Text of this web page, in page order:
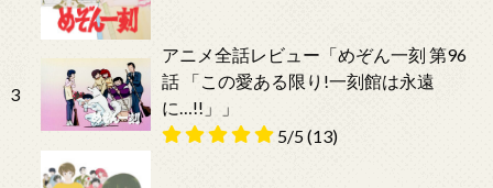
3
アニメ全話レビュー「めぞん一刻 第96
話 「この愛ある限り!一刻館は永遠
に…!!」」
5/5(13)